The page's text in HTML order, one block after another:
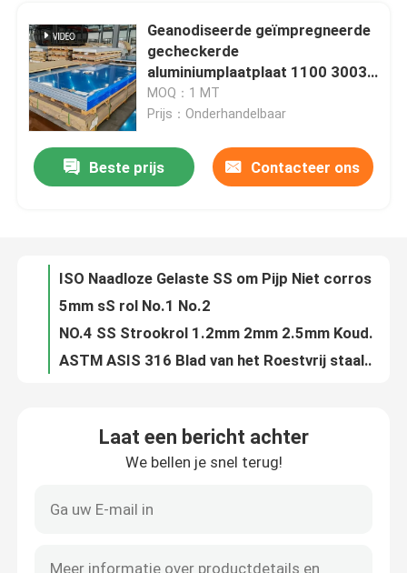
Huis
Producten
Videos
Fabrieksreis
Kwaliteitscontrole
Gevallen
ss naadloze buis
Geanodiseerde geïmpregneerde
gecheckerde
aluminiumplaatplaat 1100 3003
5083 5 mm dikte
MOQ：1 MT
Prijs：Onderhandelbaar
Beste prijs Contacteer ons
Het Blad van het Roestvrij staalmetaal van GB 409 410 1800mm HL Oxydatie die tegen Ce SNI verzetten zich
5mm sS rol No.1 No.2
NO.4 SS Strookrol 1.2mm 2mm 2.5mm Koudgewalste SS304 SUS304
ASTM ASIS 316 Blad van het Roestvrij staalmetaal 314 Oppoetsende 5mm No.1 No.2
Laat een bericht achter
We bellen je snel terug!